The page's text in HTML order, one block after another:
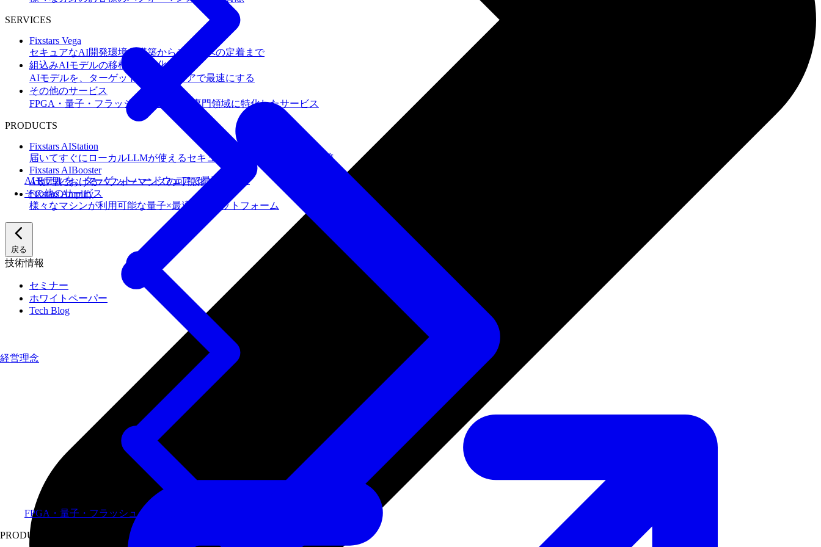
SERVICES
Fixstars Vega
セキュアなAI開発環境の構築からチームへの定着まで
組込みAIモデルの移植・高速化
AIモデルを、ターゲットハードウェアで最速にする
その他のサービス
FPGA・量子・フラッシュメモリなど専門領域に特化したサービス
PRODUCTS
Fixstars AIStation
届いてすぐにローカルLLMが使えるセキュアなAIオールインワン環境
Fixstars AIBooster
AI処理におけるパフォーマンスの可視化と改善
Fixstars Amplify
様々なマシンが利用可能な量子×最適化プラットフォーム
戻る
技術情報
セミナー
ホワイトペーパー
Tech Blog
経営理念
AIモデルを、ターゲットハードウェアで最速にする
その他のサービス
FPGA・量子・フラッシュメモリなど専門領域に特化したサービス
PRODUCTS